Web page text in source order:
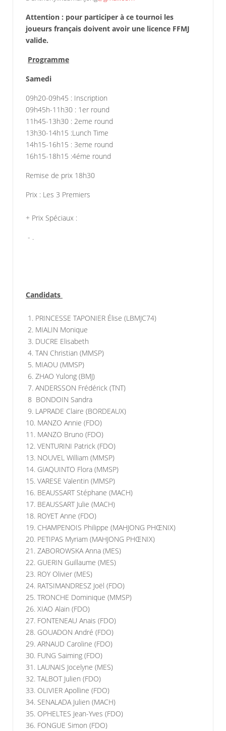
Attention : pour participer à ce tournoi les
joueurs français doivent avoir une licence FFMJ
valide.
Programme
Samedi
09h20-09h45 : Inscription
09h45h-11h30 : 1er round
11h45-13h30 : 2eme round
13h30-14h15 :Lunch Time
14h15-16h15 : 3eme round
16h15-18h15 :4éme round
Remise de prix 18h30
Prix : Les 3 Premiers
+ Prix Spéciaux :
- .
Candidats
1. PRINCESSE TAPONIER Élise (LBMJC74)
2. MIALIN Monique
3. DUCRE Elisabeth
4. TAN Christian (MMSP)
5. MIAOU (MMSP)
6. ZHAO Yulong (BMJ)
7. ANDERSSON Frédérick (TNT)
8 BONDOIN Sandra
9. LAPRADE Claire (BORDEAUX)
10. MANZO Annie (FDO)
11. MANZO Bruno (FDO)
12. VENTURINI Patrick (FDO)
13. NOUVEL William (MMSP)
14. GIAQUINTO Flora (MMSP)
15. VARESE Valentin (MMSP)
16. BEAUSSART Stéphane (MACH)
17. BEAUSSART Julie (MACH)
18. ROYET Anne (FDO)
19. CHAMPENOIS Philippe (MAHJONG PHŒNIX)
20. PETIPAS Myriam (MAHJONG PHŒNIX)
21. ZABOROWSKA Anna (MES)
22. GUERIN Guillaume (MES)
23. ROY Olivier (MES)
24. RATSIMANDRESZ Joël (FDO)
25. TRONCHE Dominique (MMSP)
26. XIAO Alain (FDO)
27. FONTENEAU Anais (FDO)
28. GOUADON André (FDO)
29. ARNAUD Caroline (FDO)
30. FUNG Saiming (FDO)
31. LAUNAIS Jocelyne (MES)
32. TALBOT Julien (FDO)
33. OLIVIER Apolline (FDO)
34. SENALADA Julien (MACH)
35. OPHELTES Jean-Yves (FDO)
36. FONGUE Simon (FDO)